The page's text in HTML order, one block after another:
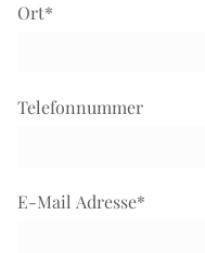
Ort*
Telefonnummer
E-Mail Adresse*